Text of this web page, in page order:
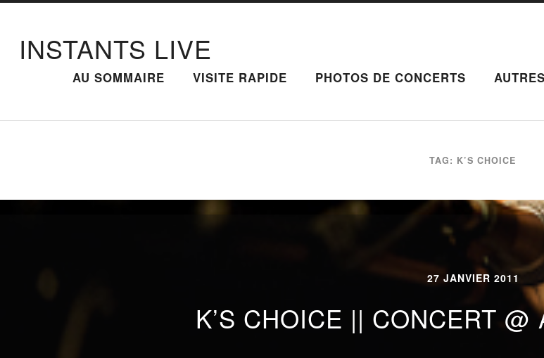
INSTANTS LIVE
AU SOMMAIRE VISITE RAPIDE PHOTOS DE CONCERTS
TAG: K’S CHOICE
27 JANVIER 2011
K’S CHOICE || CONCERT